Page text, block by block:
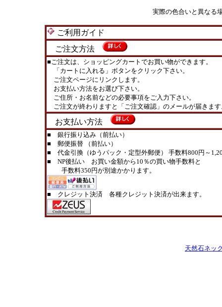
実際の色合いと異なる
ご利用ガイド
ご注文方法
■ご注文は、ショッピングカートでお買い物ができます。
「カートに入れる」ボタンをクリック下さい。
ご注文ページにリンクします。
お支払い方法をお選び下さい。
ご住所・お名前などの必要事項をご入力下さい。
ご注文が終わりますと「ご注文確認」のメールが届きま
お支払い方法
■ 銀行振り込み（前払い）
■ 郵便振替 （前払い）
■ 代金引換（ゆうパック・定型外郵便） 手数料800円～
■ NP後払い お買い金額から10％の買い物手数料と
手数料350円が別途かかります。
■ クレジット決済 各種クレジット決済が出来ます。
天然石ネッ